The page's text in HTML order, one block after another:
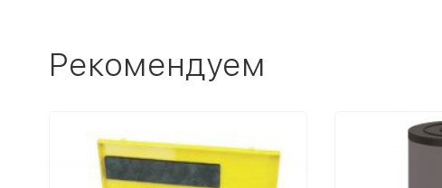
Рекомендуем